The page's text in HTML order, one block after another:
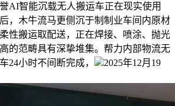
AI智能沉载无人搬运车正在现实使用
，木牛流马更侧沉于制制业车间内原材
性搬运取配送，正在焊接、喷涂、抛光
的范畴具有深挚堆集。帮力内部物流无
24小时不间断完成，
2025年12月19